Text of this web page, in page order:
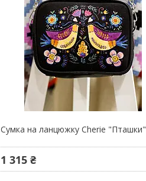
Сумка на ланцюжку Cherie "Пташки"
1 315 ₴